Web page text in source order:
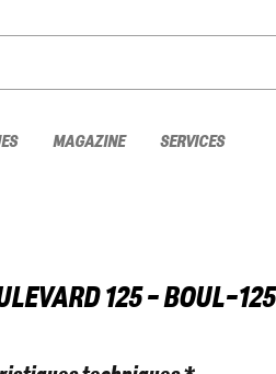
MAGAZINE SERVICES
125 - BOUL-125